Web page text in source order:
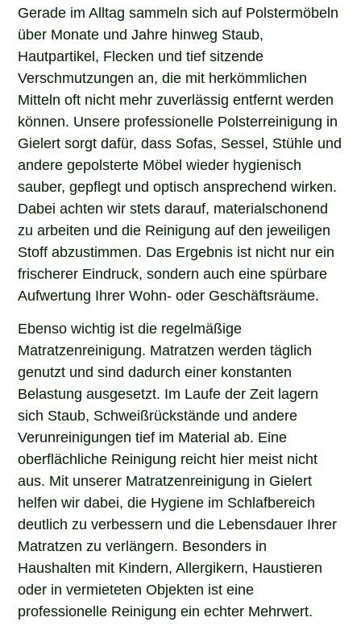
Gerade im Alltag sammeln sich auf Polstermöbeln
über Monate und Jahre hinweg Staub,
Hautpartikel, Flecken und tief sitzende
Verschmutzungen an, die mit herkömmlichen
Mitteln oft nicht mehr zuverlässig entfernt werden
können. Unsere professionelle Polsterreinigung in
Gielert sorgt dafür, dass Sofas, Sessel, Stühle und
andere gepolsterte Möbel wieder hygienisch
sauber, gepflegt und optisch ansprechend wirken.
Dabei achten wir stets darauf, materialschonend
zu arbeiten und die Reinigung auf den jeweiligen
Stoff abzustimmen. Das Ergebnis ist nicht nur ein
frischerer Eindruck, sondern auch eine spürbare
Aufwertung Ihrer Wohn- oder Geschäftsräume.
Ebenso wichtig ist die regelmäßige
Matratzenreinigung. Matratzen werden täglich
genutzt und sind dadurch einer konstanten
Belastung ausgesetzt. Im Laufe der Zeit lagern
sich Staub, Schweißrückstände und andere
Verunreinigungen tief im Material ab. Eine
oberflächliche Reinigung reicht hier meist nicht
aus. Mit unserer Matratzenreinigung in Gielert
helfen wir dabei, die Hygiene im Schlafbereich
deutlich zu verbessern und die Lebensdauer Ihrer
Matratzen zu verlängern. Besonders in
Haushalten mit Kindern, Allergikern, Haustieren
oder in vermieteten Objekten ist eine
professionelle Reinigung ein echter Mehrwert.